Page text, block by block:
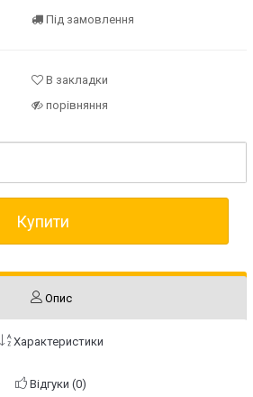
Під замовлення
В закладки
порівняння
Купити
Опис
Характеристики
Відгуки (0)